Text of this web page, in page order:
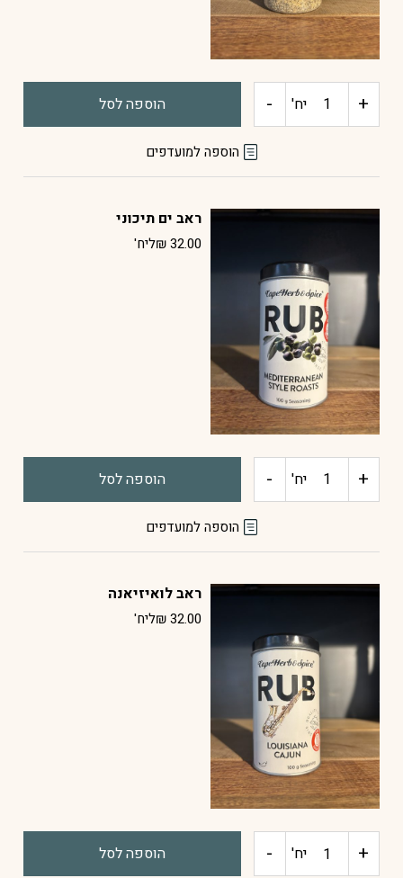
+ כמות יח' - הוספה לסל
הוספה למועדפים
ראב ים תיכוני
₪32.00 ליח'
+ כמות
תיכוני
יח' - הוספה לסל
הוספה למועדפים
ראב לואיזיאנה
₪32.00 ליח'
+ כמות יח' - הוספה לסל